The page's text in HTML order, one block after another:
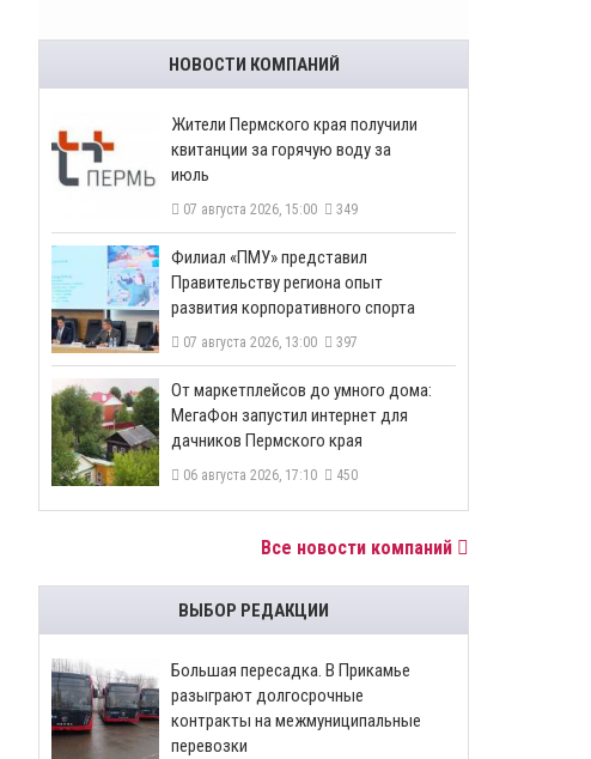
НОВОСТИ КОМПАНИЙ
​Жители Пермского края получили
квитанции за горячую воду за
июль
07 августа 2026, 15:00 349
​Филиал «ПМУ» представил
Правительству региона опыт
развития корпоративного спорта
07 августа 2026, 13:00 397
От маркетплейсов до умного дома:
МегаФон запустил интернет для
дачников Пермского края
06 августа 2026, 17:10 450
Все новости компаний
ВЫБОР РЕДАКЦИИ
Большая пересадка. В Прикамье
разыграют долгосрочные
контракты на межмуниципальные
перевозки